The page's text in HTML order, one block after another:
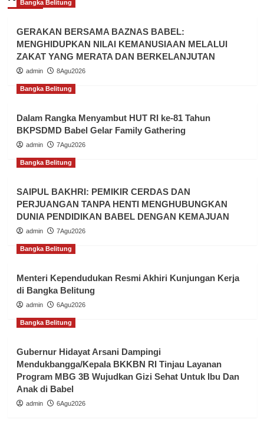
Bangka Belitung
GERAKAN BERSAMA BAZNAS BABEL:
MENGHIDUPKAN NILAI KEMANUSIAAN MELALUI
ZAKAT YANG MERATA DAN BERKELANJUTAN
admin 8Agu2026
Bangka Belitung
Dalam Rangka Menyambut HUT RI ke-81 Tahun
BKPSDMD Babel Gelar Family Gathering
admin 7Agu2026
Bangka Belitung
SAIPUL BAKHRI: PEMIKIR CERDAS DAN
PERJUANGAN TANPA HENTI MENGHUBUNGKAN
DUNIA PENDIDIKAN BABEL DENGAN KEMAJUAN
admin 7Agu2026
Bangka Belitung
Menteri Kependudukan Resmi Akhiri Kunjungan Kerja
di Bangka Belitung
admin 6Agu2026
Bangka Belitung
Gubernur Hidayat Arsani Dampingi
Mendukbangga/Kepala BKKBN RI Tinjau Layanan
Program MBG 3B Wujudkan Gizi Sehat Untuk Ibu Dan
Anak di Babel
admin 6Agu2026